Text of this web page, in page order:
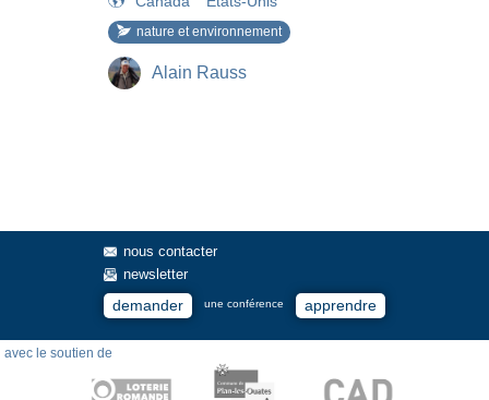
nature et environnement
Alain Rauss
nous contacter
newsletter
demander une conférence apprendre
avec le soutien de